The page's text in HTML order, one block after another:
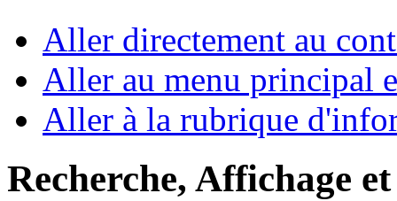
Aller directement au
Aller au menu principal
Aller à la rubrique
Recherche, Affichage